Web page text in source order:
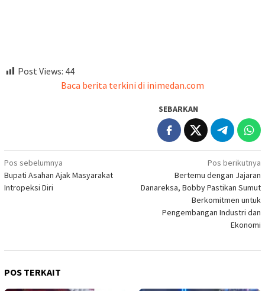
Post Views: 44
Baca berita terkini di inimedan.com
SEBARKAN
Navigasi
pos
Pos sebelumnya
Bupati Asahan Ajak Masyarakat
Intropeksi Diri
Pos berikutnya
Bertemu dengan Jajaran
Danareksa, Bobby Pastikan Sumut
Berkomitmen untuk
Pengembangan Industri dan
Ekonomi
POS TERKAIT